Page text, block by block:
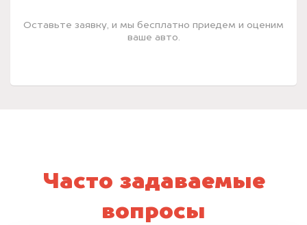
Оставьте заявку, и мы бесплатно приедем и оценим
ваше авто.
Часто задаваемые
вопросы